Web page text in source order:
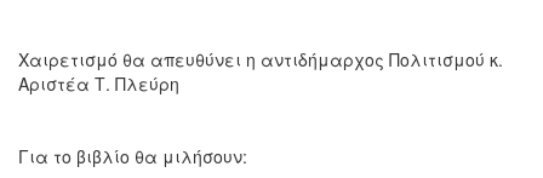
Χαιρετισμό θα απευθύνει η αντιδήμαρχος Πολιτισμού κ.
Αριστέα Τ. Πλεύρη
Για το βιβλίο θα μιλήσουν: